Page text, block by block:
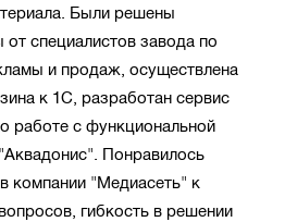
Были решены
специалистов завода по
и продаж, осуществлена
к 1С, разработан сервис
работе с функциональной
Понравилось
компании "Медиасеть" к
гибкость в решении